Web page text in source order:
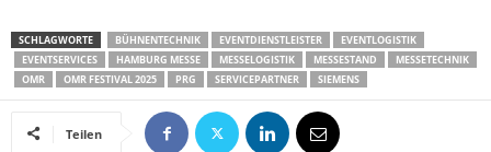
SCHLAGWORTE BÜHNENTECHNIK EVENTDIENSTLEISTER
EVENTLOGISTIK
EVENTSERVICES
HAMBURG MESSE MESSELOGISTIK MESSESTAND
MESSETECHNIK
OMR
OMR FESTIVAL 2025 PRG SERVICEPARTNER SIEMENS
Teilen